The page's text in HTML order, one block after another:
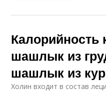
Калорийность
шашлык из
шашлык из
Холин входит в состав